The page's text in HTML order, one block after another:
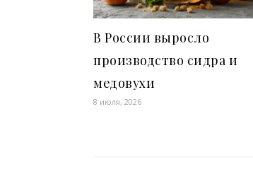
В России выросло
производство сидра и
медовухи
8 июля, 2026